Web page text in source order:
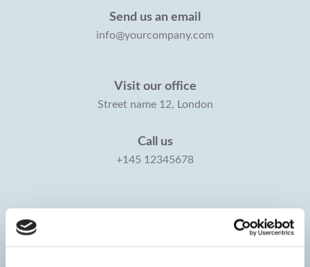
Send us an email
info@yourcompany.com
Visit our office
Street name 12, London
Call us
+145 12345678